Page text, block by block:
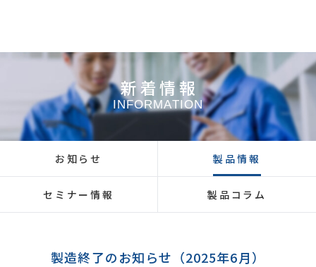
新着情報
INFORMATION
お知らせ 製品情報
セミナー情報 製品コラム
製造終了のお知らせ（2025年6月）